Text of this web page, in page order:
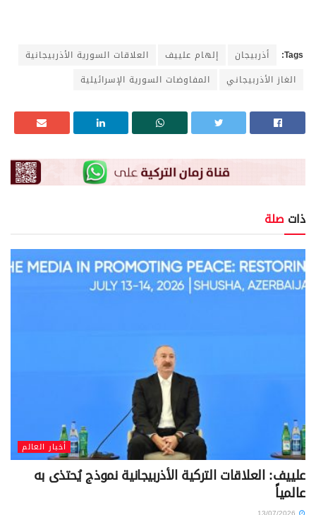
Tags: أذربيجان إلهام علييف
العلاقات السورية الأذربيجانية
الغاز الأذربيجاني
المفاوضات السورية الإسرائيلية
ذات صلة
أخبار العالم
علييف: العلاقات التركية الأذربيجانية نموذج يُحتذى به
عالمياً